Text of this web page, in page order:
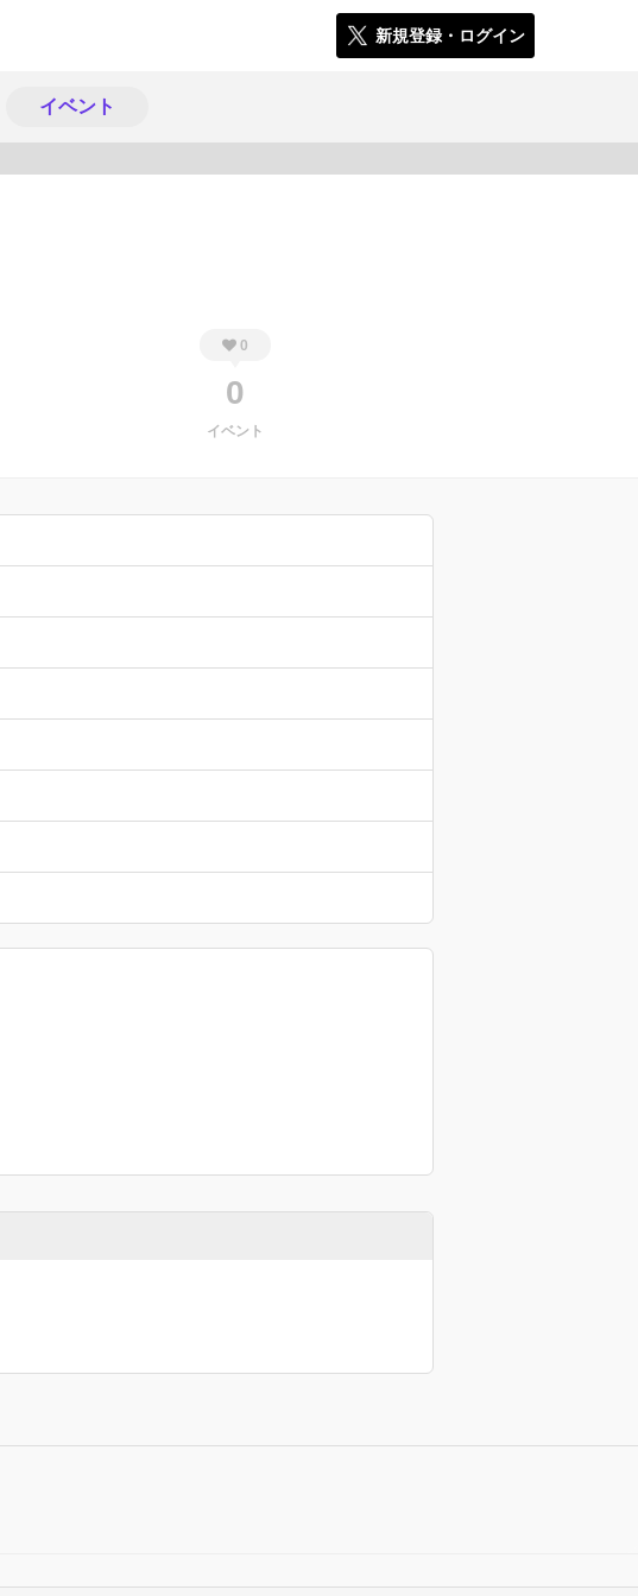
新規登録・ログイン
イベント
0
0
イベント